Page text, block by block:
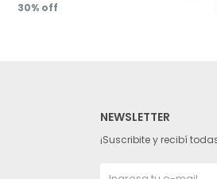
30
NEWSLETTER
¡Suscribite y recibí